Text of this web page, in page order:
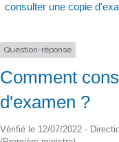
consulter une copie
Question-réponse
Comment
d'examen ?
Vérifié le 12/07/2022 -